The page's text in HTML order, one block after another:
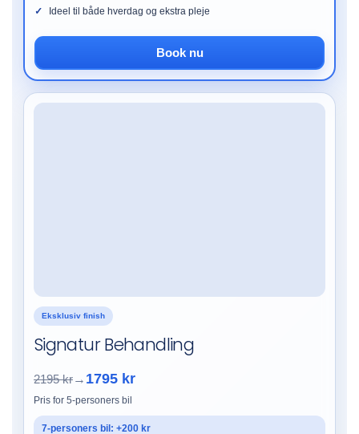
Ideel til både hverdag og ekstra pleje
Book nu
Eksklusiv finish
Signatur Behandling
2195 kr→ 1795 kr
Pris for 5-personers bil
7-personers bil: +200 kr